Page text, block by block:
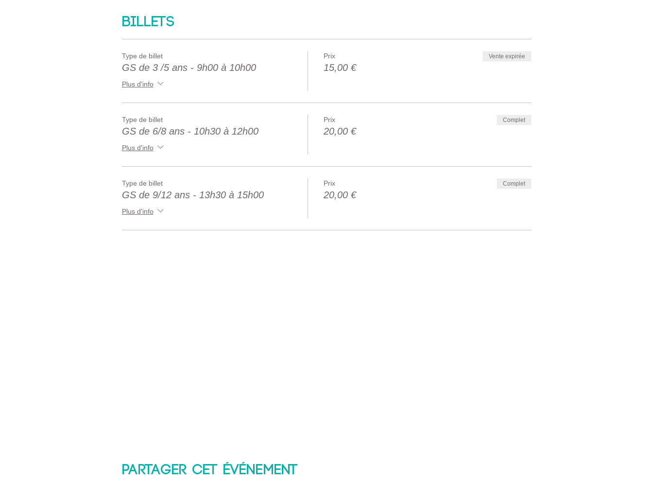
Billets
Type de billet
GS de 3 /5 ans - 9h00 à 10h00
Plus d'info
Prix
15,00 €
Vente expirée
Type de billet
GS de 6/8 ans - 10h30 à 12h00
Plus d'info
Prix
20,00 €
Complet
Type de billet
GS de 9/12 ans - 13h30 à 15h00
Plus d'info
Prix
20,00 €
Complet
Partager cet événement